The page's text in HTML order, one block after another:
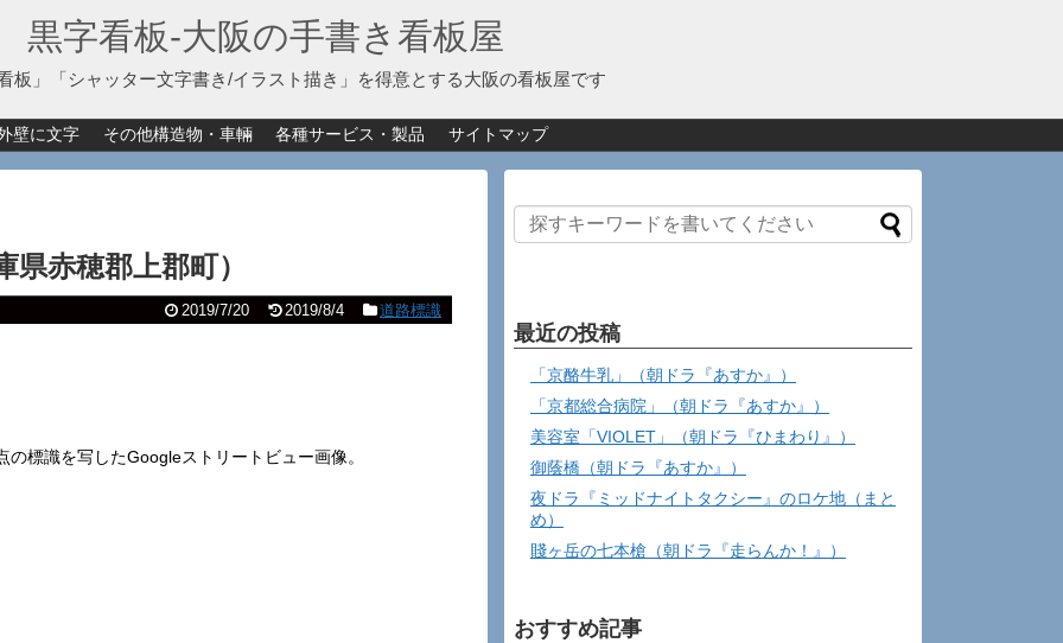
黒字看板‐大阪の手書き看板屋
看板」「シャッター文字書き/イラスト描き」を得意とする大阪の看板屋です
壁に文字 その他構造物・車輛 各種サービス・製品 サイトマップ
県赤穂郡上郡町）
2019/7/20 2019/8/4 道路標識
標識を写したGoogleストリートビュー画像。
最近の投稿
「京酪牛乳」（朝ドラ『あすか』）
「京都総合病院」（朝ドラ『あすか』）
美容室「VIOLET」（朝ドラ『ひまわり』）
御蔭橋（朝ドラ『あすか』）
夜ドラ『ミッドナイトタクシー』のロケ地（まと
め）
賤ヶ岳の七本槍（朝ドラ『走らんか！』）
おすすめ記事